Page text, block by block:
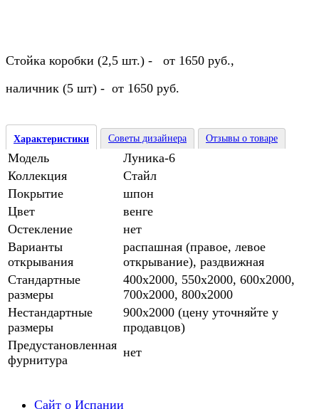
Стойка коробки (2,5 шт.) - от 1650 руб.,
наличник (5 шт) - от 1650 руб.
Характеристики Советы дизайнера Отзывы о товаре
Модель
Луника-6
Коллекция
Стайл
Покрытие
шпон
Цвет
венге
Остекление
нет
Варианты
открывания
распашная (правое, левое
открывание), раздвижная
Стандартные
размеры
400х2000, 550х2000, 600х2000,
700х2000, 800х2000
Нестандартные
размеры
900х2000 (цену уточняйте у
продавцов)
Предустановленная
фурнитура
нет
Сайт о Испании